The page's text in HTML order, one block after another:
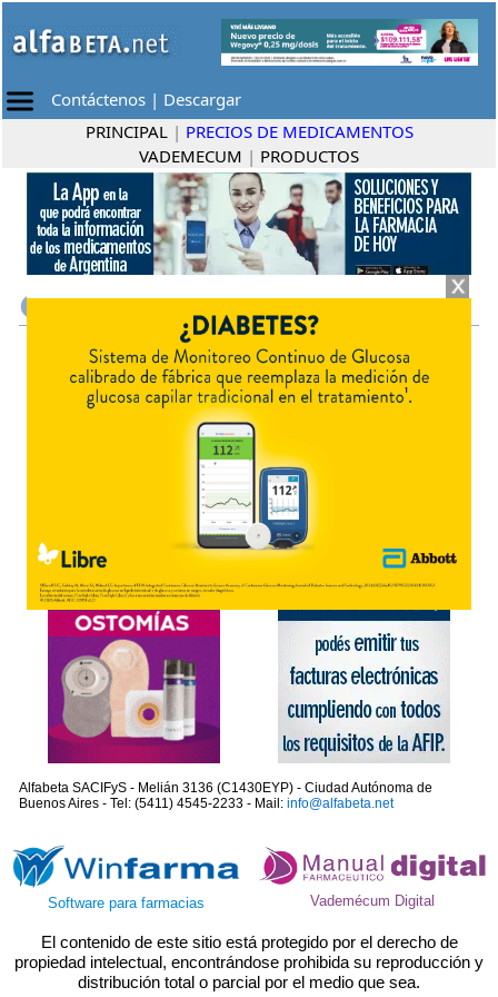
Contáctenos | Descargar
PRINCIPAL | PRECIOS DE MEDICAMENTOS
VADEMECUM | PRODUCTOS
Alfabeta SACIFyS - Melián 3136 (C1430EYP) - Ciudad Autónoma de
Buenos Aires - Tel: (5411) 4545-2233 - Mail: info@alfabeta.net
Software para farmacias Vademécum Digital
El contenido de este sitio está protegido por el derecho de
propiedad intelectual, encontrándose prohibida su reproducción y
distribución total o parcial por el medio que sea.